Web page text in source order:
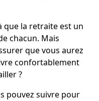
que la retraite est un
chacun. Mais
que vous aurez
confortablement
?
pouvez suivre pour